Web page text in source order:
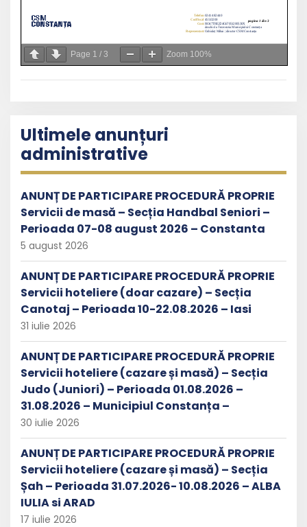
Page 1 / 3 Zoom 100%
Ultimele anunțuri
administrative
ANUNȚ DE PARTICIPARE PROCEDURĂ PROPRIE
Servicii de masă – Secția Handbal Seniori –
Perioada 07-08 august 2026 – Constanta
5 august 2026
ANUNȚ DE PARTICIPARE PROCEDURĂ PROPRIE
Servicii hoteliere (doar cazare) – Secția
Canotaj – Perioada 10-22.08.2026 – Iasi
31 iulie 2026
ANUNȚ DE PARTICIPARE PROCEDURĂ PROPRIE
Servicii hoteliere (cazare și masă) – Secția
Judo (Juniori) – Perioada 01.08.2026 –
31.08.2026 – Municipiul Constanța –
30 iulie 2026
ANUNȚ DE PARTICIPARE PROCEDURĂ PROPRIE
Servicii hoteliere (cazare și masă) – Secția
Șah – Perioada 31.07.2026- 10.08.2026 – ALBA
IULIA si ARAD
17 iulie 2026